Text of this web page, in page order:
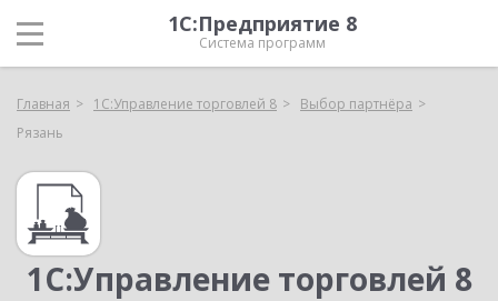
1С:Предприятие 8
Система программ
Главная 1С:Управление торговлей 8
Выбор партнёра
Рязань
1С:Управление торговлей 8